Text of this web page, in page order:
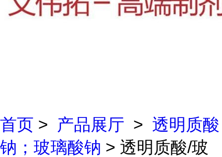
首页 > 产品展厅 > 透明质酸
钠；玻璃酸钠 > 透明质酸/玻